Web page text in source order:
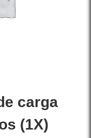
carga
(1X)